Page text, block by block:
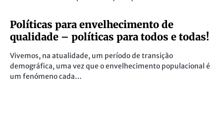
Políticas para envelhecimento de
qualidade – políticas para todos e todas!
Vivemos, na atualidade, um período de transição
demográfica, uma vez que o envelhecimento populacional é
um fenómeno cada…